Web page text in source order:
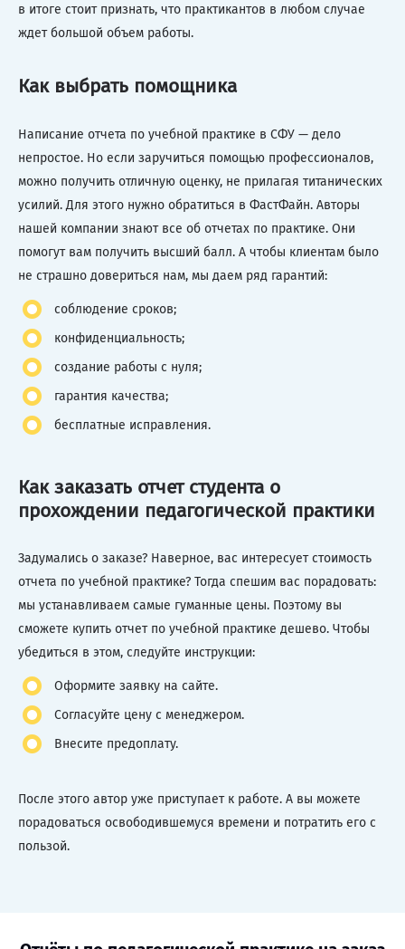
в итоге стоит признать, что практикантов в любом случае
ждет большой объем работы.
Как выбрать помощника
Написание отчета по учебной практике в СФУ — дело
непростое. Но если заручиться помощью профессионалов,
можно получить отличную оценку, не прилагая титанических
усилий. Для этого нужно обратиться в ФастФайн. Авторы
нашей компании знают все об отчетах по практике. Они
помогут вам получить высший балл. А чтобы клиентам было
не страшно довериться нам, мы даем ряд гарантий:
соблюдение сроков;
конфиденциальность;
создание работы с нуля;
гарантия качества;
бесплатные исправления.
Как заказать отчет студента о
прохождении педагогической практики
Задумались о заказе? Наверное, вас интересует стоимость
отчета по учебной практике? Тогда спешим вас порадовать:
мы устанавливаем самые гуманные цены. Поэтому вы
сможете купить отчет по учебной практике дешево. Чтобы
убедиться в этом, следуйте инструкции:
Оформите заявку на сайте.
Согласуйте цену с менеджером.
Внесите предоплату.
После этого автор уже приступает к работе. А вы можете
порадоваться освободившемуся времени и потратить его с
пользой.